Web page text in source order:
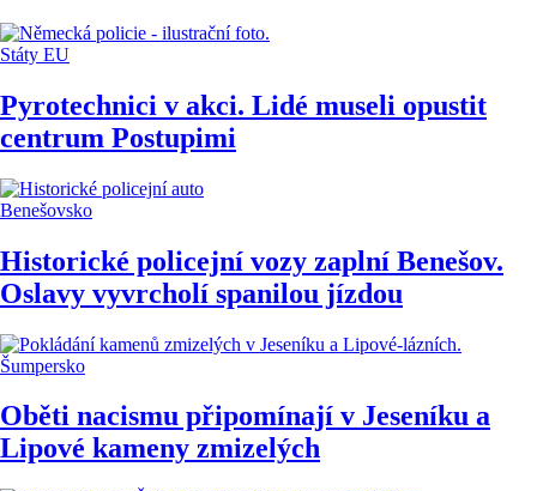
Státy EU
Pyrotechnici v akci. Lidé museli opustit
centrum Postupimi
Benešovsko
Historické policejní vozy zaplní Benešov.
Oslavy vyvrcholí spanilou jízdou
Šumpersko
Oběti nacismu připomínají v Jeseníku a
Lipové kameny zmizelých